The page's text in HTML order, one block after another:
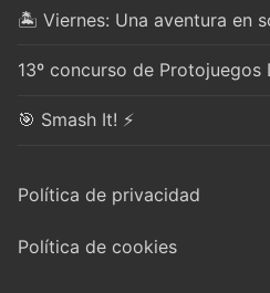
🏝️ Viernes: Una aventura en
13º concurso de Protojuegos
🎯 Smash It! ⚡
Política de privacidad
Política de cookies